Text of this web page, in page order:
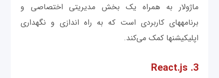
ماژولار به همراه یک بخش مدیریتی اختصاصی و
برنامه‎های کاربردی است که به راه اندازی و نگهداری
اپلیکیشن‎ها کمک می‌کند.
3. React.js